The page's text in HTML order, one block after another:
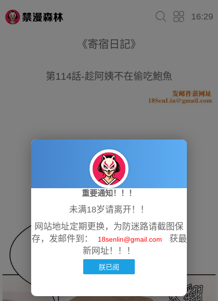
16:29
《寄宿日記》
第114話-趁阿姨不在偷吃鮑魚
重要通知！！！
未满18岁请离开！！
网站地址定期更换，为防迷路请截图保
存，发邮件到：
18senlin@gmail.com
获最
新网址！！！
朕已阅